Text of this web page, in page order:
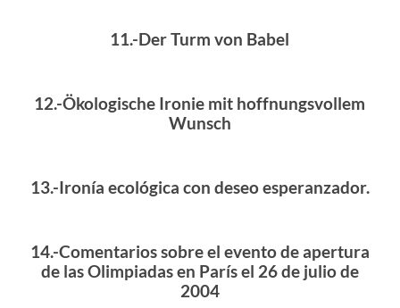
11.-Der Turm von Babel
12.-Ökologische Ironie mit hoffnungsvollem
Wunsch
13.-Ironía ecológica con deseo esperanzador.
14.-Comentarios sobre el evento de apertura
de las Olimpiadas en París el 26 de julio de
2004